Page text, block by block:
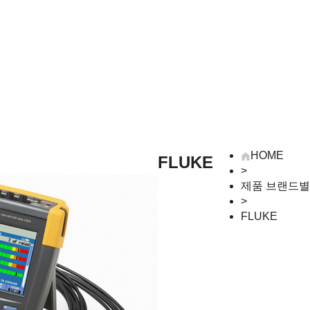
FLUKE
HOME
>
제품 브랜드별
>
FLUKE